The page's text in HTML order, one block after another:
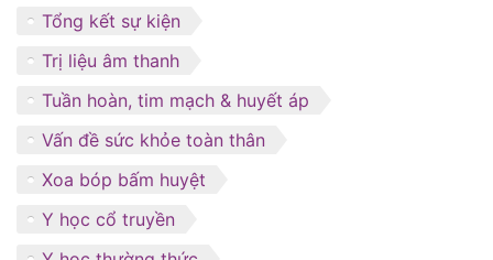
Tổng kết sự kiện
Trị liệu âm thanh
Tuần hoàn, tim mạch & huyết áp
Vấn đề sức khỏe toàn thân
Xoa bóp bấm huyệt
Y học cổ truyền